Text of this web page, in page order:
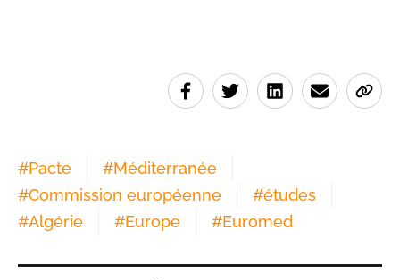
#Pacte #Méditerranée
#Commission européenne #études
#Algérie #Europe #Euromed